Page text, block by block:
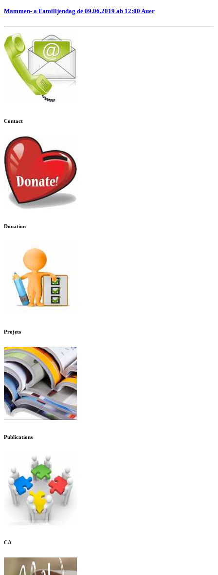
Mammen- a Familljendag de 09.06.2019 ab 12:00 Auer
Contact
Donation
Projets
Publications
CA